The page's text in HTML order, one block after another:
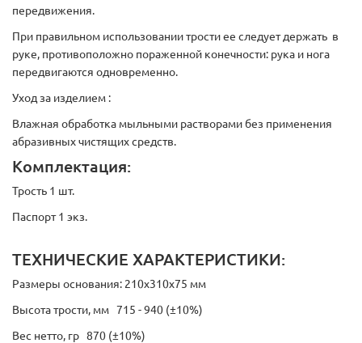
передвижения.
При правильном использовании трости ее следует держать в
руке, противоположно пораженной конечности: рука и нога
передвигаются одновременно.
Уход за изделием :
Влажная обработка мыльными растворами без применения
абразивных чистящих средств.
Комплектация:
Трость 1 шт.
Паспорт 1 экз.
ТЕХНИЧЕСКИЕ ХАРАКТЕРИСТИКИ:
Размеры основания: 210х310х75 мм
Высота трости, мм 715 - 940 (±10%)
Вес нетто, гр 870 (±10%)